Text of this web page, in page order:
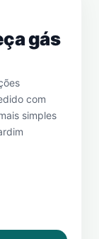
gás
com
simples